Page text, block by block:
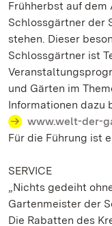
Frühherbst auf
Schlossgärtner der
stehen. Dieser
Schlossgärtner ist
und Gärten im
Informationen dazu
www.welt-der-
Für die Führung ist
SERVICE
„Nichts gedeiht
Gartenmeister der
Die Rabatten des